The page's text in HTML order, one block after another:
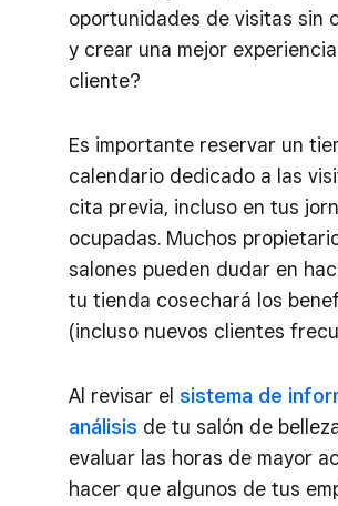
oportunidades de visitas sin
y crear una mejor
cliente?
Es importante reservar un
calendario dedicado a las
cita previa, incluso en tus
ocupadas. Muchos
salones pueden dudar en
tu tienda cosechará los
(incluso nuevos clientes
Al revisar el sistema de
análisis de tu salón de
evaluar las horas de mayor
hacer que algunos de tus